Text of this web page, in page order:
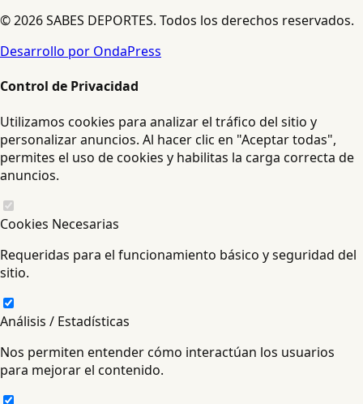
© 2026 SABES DEPORTES. Todos los derechos reservados.
Desarrollo por OndaPress
Control de Privacidad
Utilizamos cookies para analizar el tráfico del sitio y
personalizar anuncios. Al hacer clic en "Aceptar todas",
permites el uso de cookies y habilitas la carga correcta de
anuncios.
Cookies Necesarias
Requeridas para el funcionamiento básico y seguridad del
sitio.
Análisis / Estadísticas
Nos permiten entender cómo interactúan los usuarios
para mejorar el contenido.